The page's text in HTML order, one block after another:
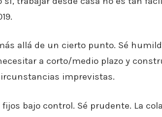
allá de un cierto punto. Sé
a corto/medio plazo y
imprevistas.
bajo control. Sé prudente. La